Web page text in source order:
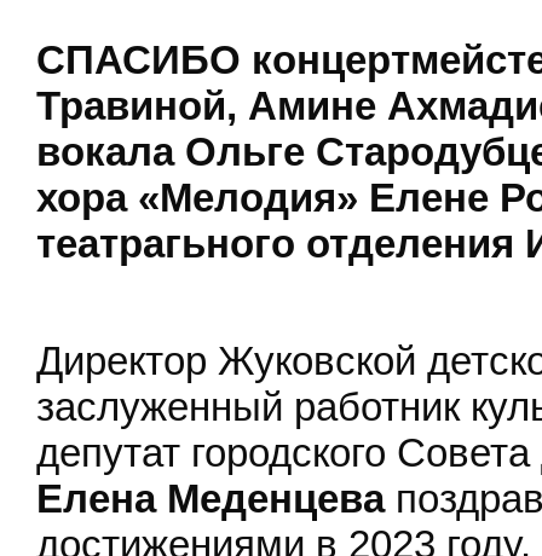
СПАСИБО
Травиной, Амине
вокала Ольге
хора «Мелодия» Елене
театрагьного
Директор Жуковской
заслуженный работник
депутат городского
Елена Меденцева
достижениями в 2023